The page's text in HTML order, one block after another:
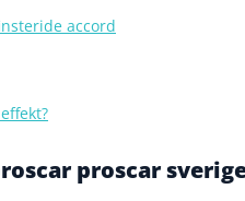
accord
proscar